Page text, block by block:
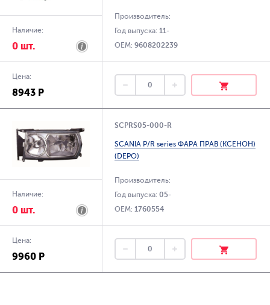
Наличие:
0 шт.
Производитель:
Год выпуска:11-
OEM:9608202239
Цена:
8943 Р
Наличие:
0 шт.
SCPRS05-000-R
SCANIA P/R series ФАРА ПРАВ (КСЕНОН)
(DEPO)
Производитель:
Год выпуска:05-
OEM:1760554
Цена:
9960 Р